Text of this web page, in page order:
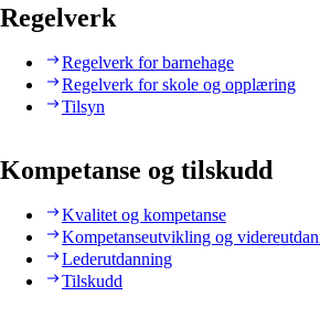
Regelverk
Regelverk for barnehage
Regelverk for skole og opplæring
Tilsyn
Kompetanse og tilskudd
Kvalitet og kompetanse
Kompetanseutvikling og
Lederutdanning
Tilskudd